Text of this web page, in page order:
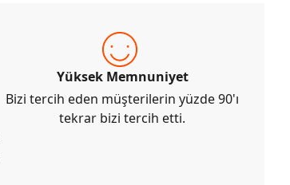
Yüksek Memnuniyet
Bizi tercih eden müşterilerin yüzde 90'ı
tekrar bizi tercih etti.